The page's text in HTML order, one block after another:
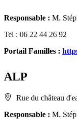
Responsable : M.
Tel : 06 22 44 26 92
Portail Familles :
ALP
Rue du château
Responsable : M.